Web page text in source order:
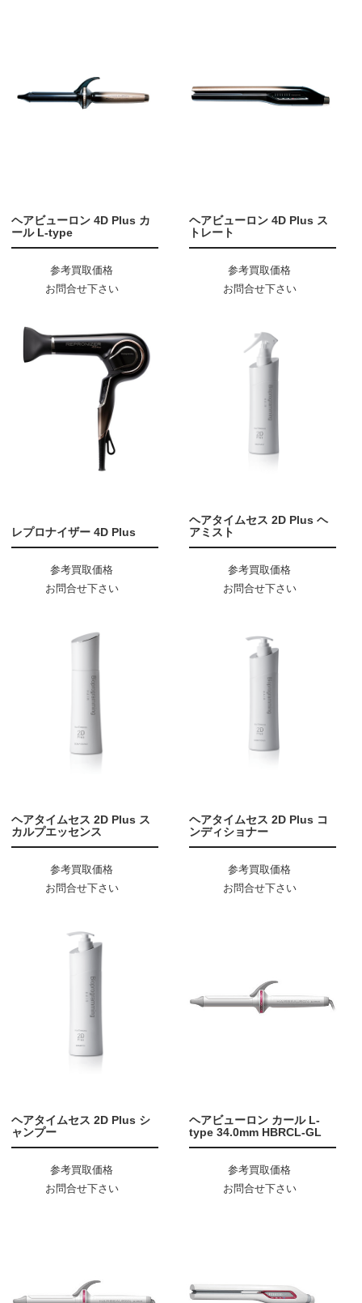
ヘアビューロン 4D Plus カ
ール L-type
参考買取価格
お問合せ下さい
ヘアビューロン 4D Plus ス
トレート
参考買取価格
お問合せ下さい
レプロナイザー 4D Plus
参考買取価格
お問合せ下さい
ヘアタイムセス 2D Plus ヘ
アミスト
参考買取価格
お問合せ下さい
ヘアタイムセス 2D Plus ス
カルプエッセンス
参考買取価格
お問合せ下さい
ヘアタイムセス 2D Plus コ
ンディショナー
参考買取価格
お問合せ下さい
ヘアタイムセス 2D Plus シ
ャンプー
参考買取価格
お問合せ下さい
ヘアビューロン カール L-
type 34.0mm HBRCL-GL
参考買取価格
お問合せ下さい